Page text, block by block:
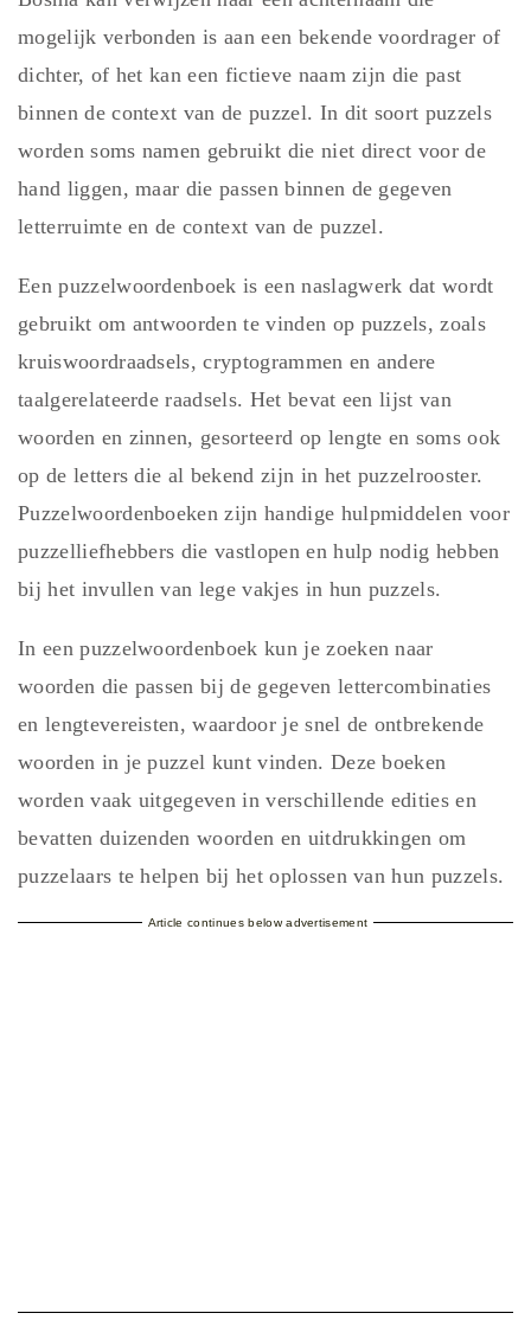
mogelijk verbonden is aan een bekende voordrager of
dichter, of het kan een fictieve naam zijn die past
binnen de context van de puzzel. In dit soort puzzels
worden soms namen gebruikt die niet direct voor de
hand liggen, maar die passen binnen de gegeven
letterruimte en de context van de puzzel.
Een puzzelwoordenboek is een naslagwerk dat wordt
gebruikt om antwoorden te vinden op puzzels, zoals
kruiswoordraadsels, cryptogrammen en andere
taalgerelateerde raadsels. Het bevat een lijst van
woorden en zinnen, gesorteerd op lengte en soms ook
op de letters die al bekend zijn in het puzzelrooster.
Puzzelwoordenboeken zijn handige hulpmiddelen voor
puzzelliefhebbers die vastlopen en hulp nodig hebben
bij het invullen van lege vakjes in hun puzzels.
In een puzzelwoordenboek kun je zoeken naar
woorden die passen bij de gegeven lettercombinaties
en lengtevereisten, waardoor je snel de ontbrekende
woorden in je puzzel kunt vinden. Deze boeken
worden vaak uitgegeven in verschillende edities en
bevatten duizenden woorden en uitdrukkingen om
puzzelaars te helpen bij het oplossen van hun puzzels.
Article continues below advertisement